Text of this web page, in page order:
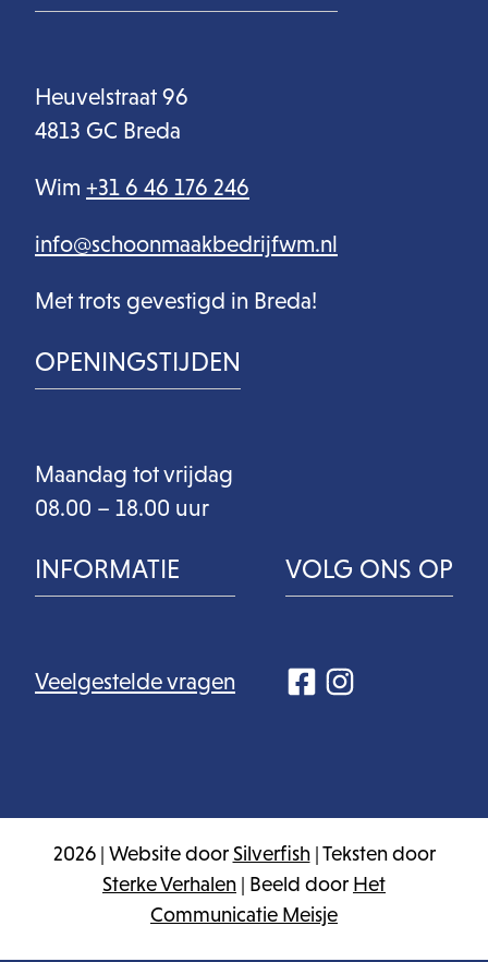
Heuvelstraat 96
4813 GC Breda
Wim +31 6 46 176 246
info@schoonmaakbedrijfwm.nl
Met trots gevestigd in Breda!
OPENINGSTIJDEN
Maandag tot vrijdag
08.00 – 18.00 uur
INFORMATIE
Veelgestelde vragen
VOLG ONS OP
2026 | Website door Silverfish| Teksten door
Sterke Verhalen | Beeld door Het
Communicatie Meisje